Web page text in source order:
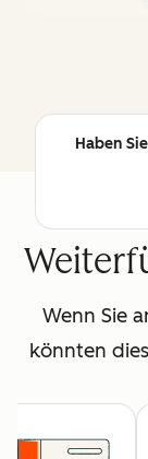
Haben
Wenn Sie
könnten